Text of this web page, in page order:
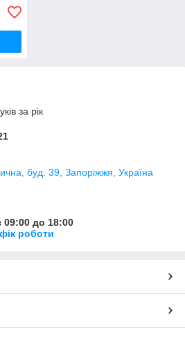
за рік
буд. 39, Запоріжжя, Україна
09:00 до 18:00
роботи